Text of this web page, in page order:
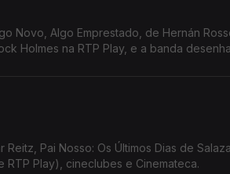
Novo, Algo Emprestado, de Hernán
Holmes na RTP Play, e a banda
Pai Nosso: Os Últimos Dias de
RTP Play), cineclubes e Cinemateca.